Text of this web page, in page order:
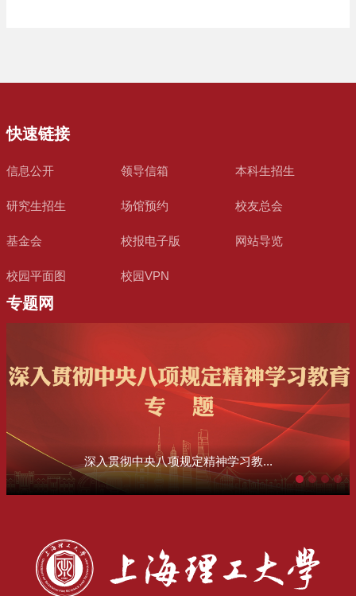
快速链接
信息公开 领导信箱 本科生招生
研究生招生 场馆预约 校友总会
基金会 校报电子版 网站导览
校园平面图 校园VPN
专题网
深入贯彻中央八项规定精神学习教...